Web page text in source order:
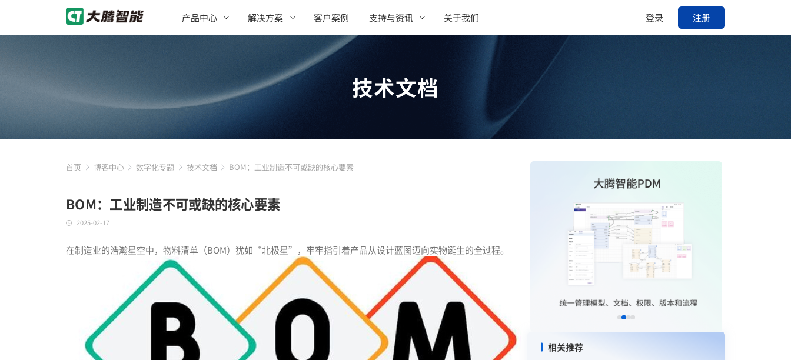
产品中心 解决方案 客户案例 支持与资讯 关于我们 登录 注册
技术文档
首页 博客中心 数字化专题 技术文档 BOM：工业制造不可或缺的核心要素
BOM：工业制造不可或缺的核心要素
2025-02-17
在制造业的浩瀚星空中，物料清单（BOM）犹如“北极星”，牢牢指引着产品从设计蓝图迈向实物诞生的全过程。
相关推荐